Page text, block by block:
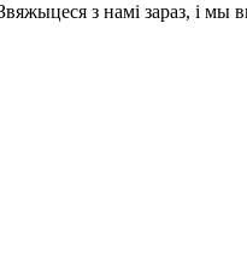
з намі зараз, і